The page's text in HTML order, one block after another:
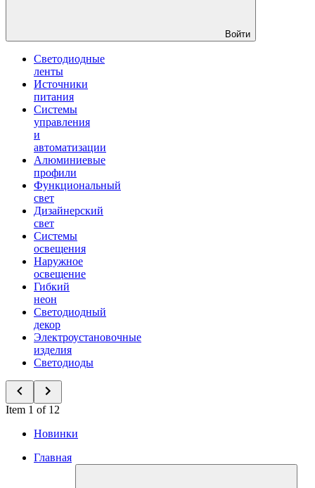
Войти
Светодиодные
ленты
Источники
питания
Системы
управления
и
автоматизации
Алюминиевые
профили
Функциональный
свет
Дизайнерский
свет
Системы
освещения
Наружное
освещение
Гибкий
неон
Светодиодный
декор
Электроустановочные
изделия
Светодиоды
Item 1 of 12
Новинки
Главная